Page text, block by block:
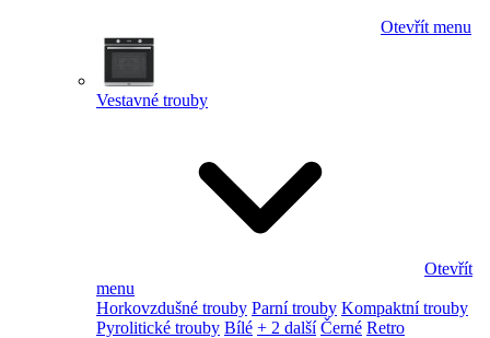
Otevřít menu
Vestavné trouby
Otevřít
menu
Horkovzdušné trouby Parní trouby Kompaktní trouby
Pyrolitické trouby Bílé + 2 další Černé Retro